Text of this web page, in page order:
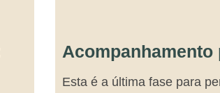
Esta é a última fase para